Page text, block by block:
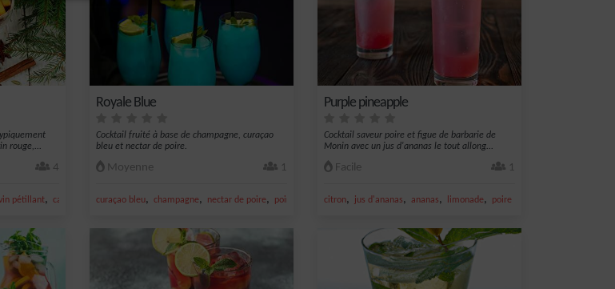
rouge,...
4
pétillant, cannelle
Royale Blue
Cocktail fruité à base de champagne, curaçao
bleu et nectar de poire.
Moyenne 1
curaçao bleu, champagne, nectar de poire, poire jus de poire
Purple pineapple
Cocktail saveur poire et figue de barbarie de
Monin avec un jus d'ananas le tout allong...
Facile 1
citron, jus d'ananas, ananas, limonade, poire